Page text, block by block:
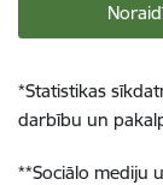
*Statistikas
darbību un
**Sociālo mediju